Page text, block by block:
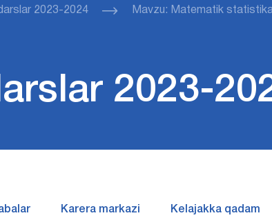
2023-2024 Mavzu: Matematik
2023-
Karera markazi Kelajakka qadam